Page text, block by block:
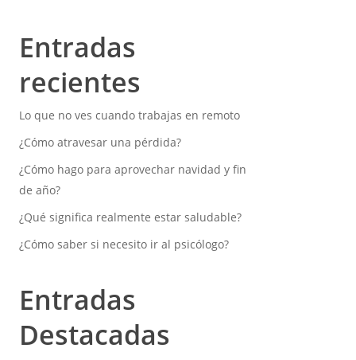
Entradas
recientes
Lo que no ves cuando trabajas en remoto
¿Cómo atravesar una pérdida?
¿Cómo hago para aprovechar navidad y fin
de año?
¿Qué significa realmente estar saludable?
¿Cómo saber si necesito ir al psicólogo?
Entradas
Destacadas